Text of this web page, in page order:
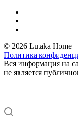
© 2026 Lutaka Home
Политика
Вся информация на
не является